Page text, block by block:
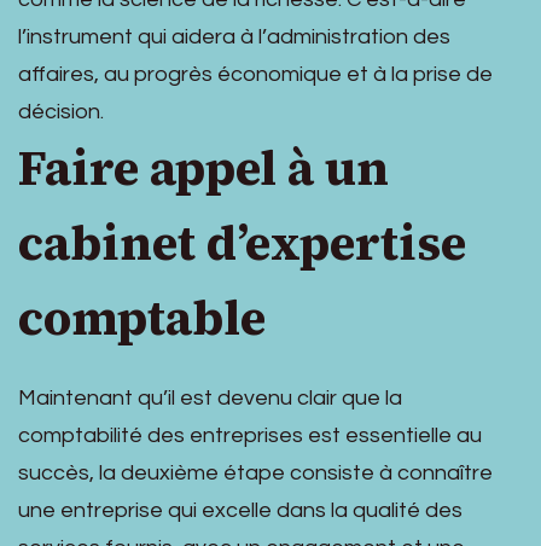
l’instrument qui aidera à l’administration des
affaires, au progrès économique et à la prise de
décision.
Faire appel à un
cabinet d’expertise
comptable
Maintenant qu’il est devenu clair que la
comptabilité des entreprises est essentielle au
succès, la deuxième étape consiste à connaître
une entreprise qui excelle dans la qualité des